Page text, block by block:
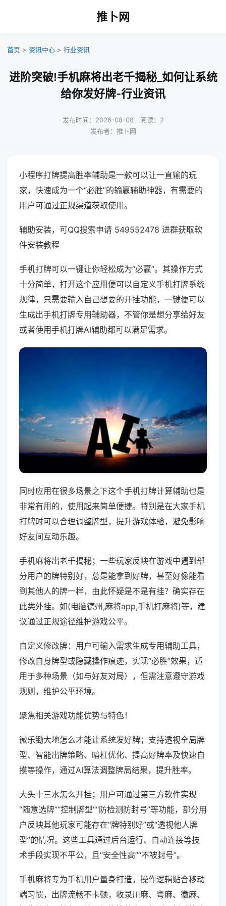
推卜网
首页 > 资讯中心 > 行业资讯
进阶突破!手机麻将出老千揭秘_如何让系统
给你发好牌-行业资讯
发布时间：2026-08-08｜阅读：2
发布者：推卜网
小程序打牌提高胜率辅助是一款可以让一直输的玩
家，快速成为一个“必胜”的输赢辅助神器，有需要的
用户可通过正规渠道获取使用。
辅助安装，可QQ搜索申请 549552478 进群获取软
件安装教程
手机打牌可以一键让你轻松成为“必赢”。其操作方式
十分简单，打开这个应用便可以自定义手机打牌系统
规律，只需要输入自己想要的开挂功能，一键便可以
生成出手机打牌专用辅助器，不管你是想分享给好友
或者使用手机打牌AI辅助都可以满足需求。
同时应用在很多场景之下这个手机打牌计算辅助也是
非常有用的，使用起来简单便捷。特别是在大家手机
打牌时可以合理调整牌型，提升游戏体验，避免影响
好友间互动乐趣。
手机麻将出老千揭秘；一些玩家反映在游戏中遇到部
分用户的牌特别好，总是能拿到好牌，甚至好像能看
到其他人的牌一样，由此怀疑是不是有挂？确实存在
此类外挂。如(电脑德州,麻将app,手机打麻将)等，建
议通过正规途径维护游戏公平。
自定义修改牌：用户可输入需求生成专用辅助工具，
修改自身牌型或隐藏操作痕迹，实现“必胜”效果，适
用于多种场景（如与好友对局），但需注意遵守游戏
规则，维护公平环境。
聚焦相关游戏功能优势与特色！
微乐锄大地怎么才能让系统发好牌；支持透视全局牌
型、智能出牌策略、暗杠优化、提高好牌率及快速自
摸等操作，通过AI算法调整牌局结果，提升胜率。
大头十三水怎么开挂；用户可通过第三方软件实现
“随意选牌”“控制牌型”“防检测防封号”等功能，部分用
户反映其他玩家可能存在“牌特别好”或“透视他人牌
型”的情况。这些工具通过后台运行、自动连接等技
术手段实现不平公，且“安全性高”“不被封号”。
手机麻将专为手机用户量身打造，操作逻辑贴合移动
端习惯，出牌流畅不卡顿，收录川麻、粤麻、徽麻、